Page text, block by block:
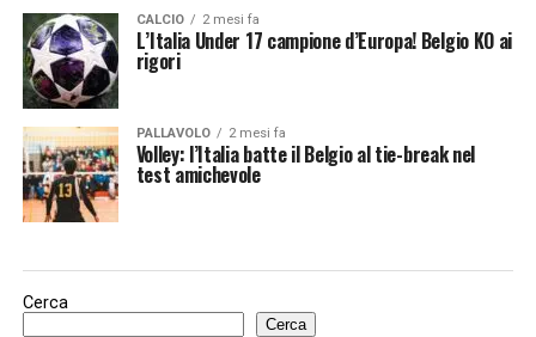
CALCIO 2 mesi fa
L’Italia Under 17 campione d’Europa! Belgio KO ai
rigori
PALLAVOLO 2 mesi fa
Volley: l’Italia batte il Belgio al tie-break nel
test amichevole
Cerca
Cerca